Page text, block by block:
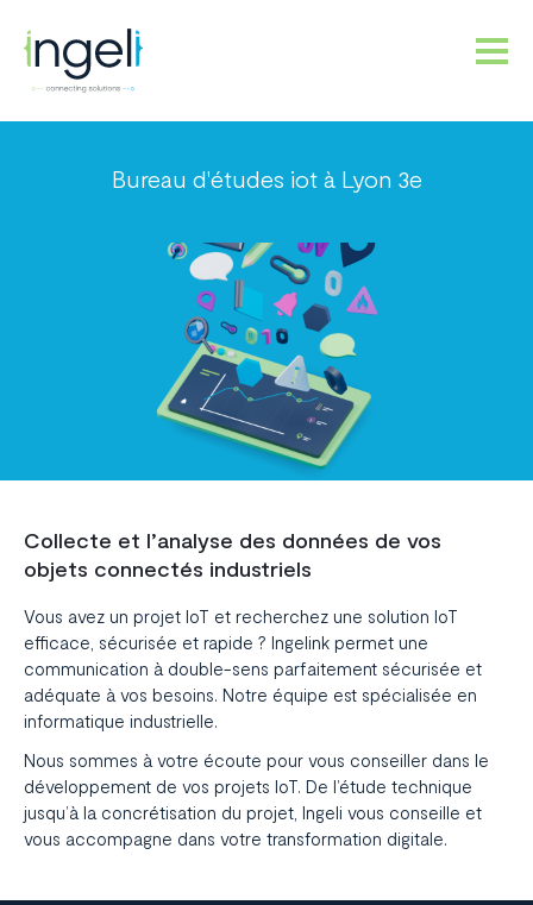
Bureau d'études iot à Lyon 3e
Collecte et l’analyse des données de vos
objets connectés industriels
Vous avez un projet IoT et recherchez une solution IoT
efficace, sécurisée et rapide ? Ingelink permet une
communication à double-sens parfaitement sécurisée et
adéquate à vos besoins. Notre équipe est spécialisée en
informatique industrielle.
Nous sommes à votre écoute pour vous conseiller dans le
développement de vos projets IoT. De l’étude technique
jusqu’à la concrétisation du projet, Ingeli vous conseille et
vous accompagne dans votre transformation digitale.
NOS PRODUITS